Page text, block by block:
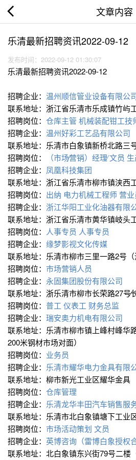
文章内容
乐清最新招聘资讯2022-09-12
发布时间：2022-09-12 01:30:07
乐清最新招聘资讯2022-09-12
招聘企业： 温州顺信管业设备有限公
联系地址：浙江省乐清市乐成镇竹屿
招聘岗位： 仓库主管 机械装配钳工技
招聘企业： 温州好彩工艺品有限公司
联系地址：乐清市白象镇新桥北路三
招聘岗位：
（市场∕营销）经理∕文员
招聘企业： 凤凰科技集团
联系地址：浙江省乐清市柳市镇浃西
招聘岗位： 出纳 电力机械工程师 营业
招聘企业： 浙江华阳工业化油器有限
联系地址：浙江省乐清市黄华镇岐头
招聘岗位： 人事专员 人事专员
招聘企业： 缘梦影视文化传媒
联系地址：乐清市柳市三里一路2号（
招聘岗位： 市场营销人员
招聘企业： 永固集团股份有限公司
联系地址：浙乐清市柳市长荣路27号∕
招聘岗位： 普工 仪表工 财务总监
招聘企业： 瑞安奥力机电有限公司
联系地址：乐清市柳市镇上峰村峰华
200米钢材市场对面）
招聘岗位： 业务员
招聘企业： 乐清市耀华电力金具有限
联系地址：柳市新光工业区耀华金具
招聘岗位： 仓库管理
招聘企业： 乐清龙华丰田汽车销售服
联系地址：乐清市北白象镇塘下工业
招聘岗位： 市场活动策划 文员
招聘企业： 英博咨询（雷博白象授权
联系地址：北白象镇东兴街79号二楼